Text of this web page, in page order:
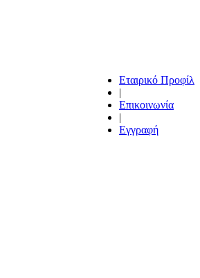
Εταιρικό Προφίλ
|
Επικοινωνία
|
Εγγραφή